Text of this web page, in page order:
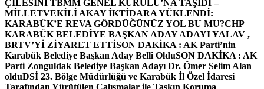
ÇİLESİNİ TBMM GENEL KURULU’NA TAŞIDI –
MİLLETVEKİLİ AKAY İKTİDARA YÜKLENDİ:
KARABÜK’E REVA GÖRDÜĞÜNÜZ YOL BU MU?CHP
KARABÜK BELEDİYE BAŞKAN ADAY ADAYI YALAV ,
BRTV’Yİ ZİYARET ETTİSON DAKİKA : AK Parti’nin
Karabük Belediye Başkan Aday Belli OlduSON DAKİKA : AK
Parti Zonguldak Belediye Başkan Adayı Dr. Ömer Selim Alan
olduDSİ 23. Bölge Müdürlüğü ve Karabük İl Özel İdaresi
Tarafından Yürütülen Çalışmalar ile Taşkın Koruma